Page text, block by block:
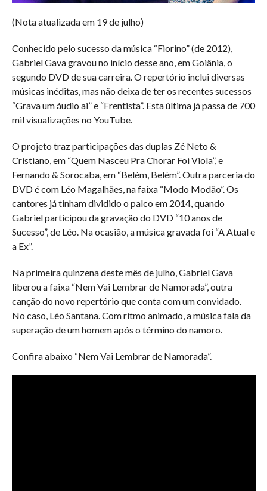
(Nota atualizada em 19 de julho)
Conhecido pelo sucesso da música “Fiorino” (de 2012),
Gabriel Gava gravou no início desse ano, em Goiânia, o
segundo DVD de sua carreira. O repertório inclui diversas
músicas inéditas, mas não deixa de ter os recentes sucessos
“Grava um áudio ai” e “Frentista”. Esta última já passa de 700
mil visualizações no YouTube.
O projeto traz participações das duplas Zé Neto &
Cristiano, em “Quem Nasceu Pra Chorar Foi Viola”, e
Fernando & Sorocaba, em “Belém, Belém”. Outra parceria do
DVD é com Léo Magalhães, na faixa “Modo Modão”. Os
cantores já tinham dividido o palco em 2014, quando
Gabriel participou da gravação do DVD “10 anos de
Sucesso”, de Léo. Na ocasião, a música gravada foi “A Atual e
a Ex”.
Na primeira quinzena deste mês de julho, Gabriel Gava
liberou a faixa “Nem Vai Lembrar de Namorada”, outra
canção do novo repertório que conta com um convidado.
No caso, Léo Santana. Com ritmo animado, a música fala da
superação de um homem após o término do namoro.
Confira abaixo “Nem Vai Lembrar de Namorada”.